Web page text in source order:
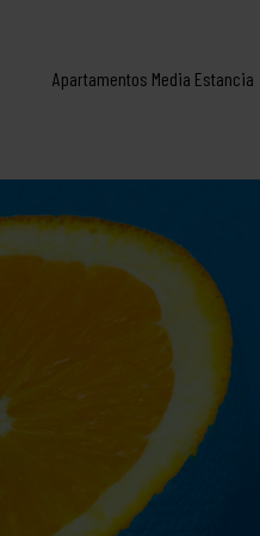
Apartamentos Media Estancia